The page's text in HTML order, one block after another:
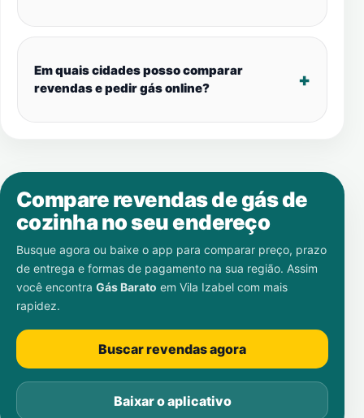
Em quais cidades posso comparar
revendas e pedir gás online?
Compare revendas de gás de
cozinha no seu endereço
Busque agora ou baixe o app para comparar preço, prazo
de entrega e formas de pagamento na sua região. Assim
você encontra Gás Barato em Vila Izabel com mais
rapidez.
Buscar revendas agora
Baixar o aplicativo